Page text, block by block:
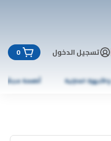
تسجيل الدخول 0
المنزلية أطعمة مجمّدة